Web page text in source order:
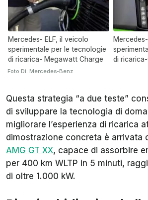
Mercedes- ELF, il veicolo
sperimentale per le tecnologie
di ricarica- Megawatt Charge
di
Foto Di: Mercedes-Benz
Questa strategia “a due teste”
di sviluppare la tecnologia di
migliorare l’esperienza di ricarica
dimostrazione concreta è arrivata
AMG GT XX, capace di assorbire
per 400 km WLTP in 5 minuti,
di oltre 1.000 kW.